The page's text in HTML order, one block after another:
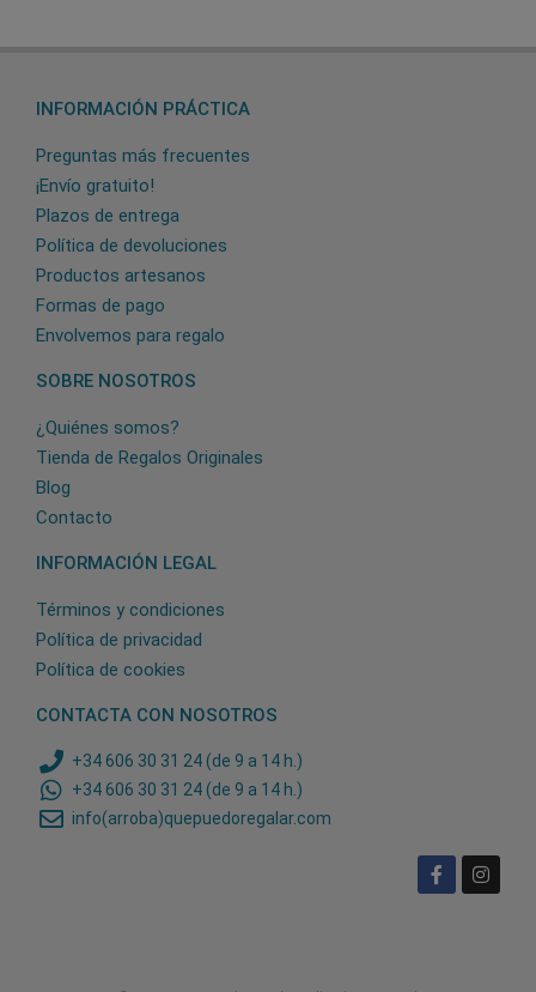
INFORMACIÓN PRÁCTICA
Preguntas más frecuentes
¡Envío gratuito!
Plazos de entrega
Política de devoluciones
Productos artesanos
Formas de pago
Envolvemos para regalo
SOBRE NOSOTROS
¿Quiénes somos?
Tienda de Regalos Originales
Blog
Contacto
INFORMACIÓN LEGAL
Términos y condiciones
Política de privacidad
Política de cookies
CONTACTA CON NOSOTROS
+34 606 30 31 24 (de 9 a 14 h.)
+34 606 30 31 24 (de 9 a 14 h.)
info(arroba)quepuedoregalar.com